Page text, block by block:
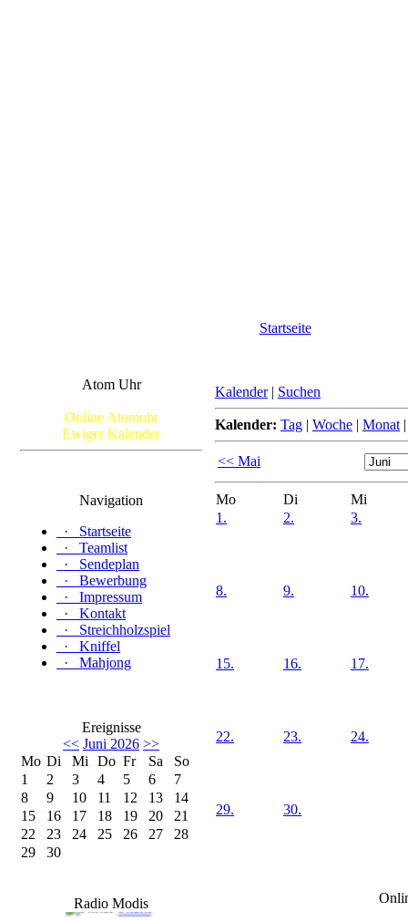
Startseite
Atom Uhr
Online Atomuhr
Ewiger Kalender
Navigation
·
Startseite
·
Teamlist
·
Sendeplan
·
Bewerbung
·
Impressum
·
Kontakt
·
Streichholzspiel
·
Kniffel
·
Mahjong
Ereignisse
<< Juni 2026 >>
Mo Di Mi Do Fr Sa
So
1
2 3 4 5 6
7
8
9 10 11 12 13
14
15
16 17 18 19 20
21
22
23 24 25 26 27
28
29
30
Radio Modis
Frank
Kalender | Suchen
Kalender: Tag | Woche | Monat
<< Mai
Mo Di
Mi
1.
2. 3.
8. 9. 10.
15. 16. 17.
22. 23. 24.
29. 30.